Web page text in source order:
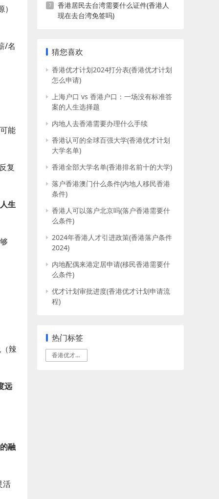
/名
能
复
生
辣
远
融
活
香港居民去台湾需要什么证件(香港人
现在去台湾免签吗)
猜您喜欢
香港优才计划2024打分表(香港优才计划
怎么申请)
上海户口 vs 香港户口：一场没有标准答
案的人生选择题
内地人去香港需要办理什么手续
香港认可的全球百强大学(香港优才计划
大学名单)
香港全部大学名单(香港排名前十的大学)
落户香港澳门什么条件(内地人移民香港
条件)
香港人可以落户北京吗(落户香港需要什
么条件)
2024年香港人才引进政策(香港落户条件
2024)
内地配偶来港定居申请(移民香港需要什
么条件)
优才计划审批进度(香港优才计划申请流
程)
热门标签
香港优才计划